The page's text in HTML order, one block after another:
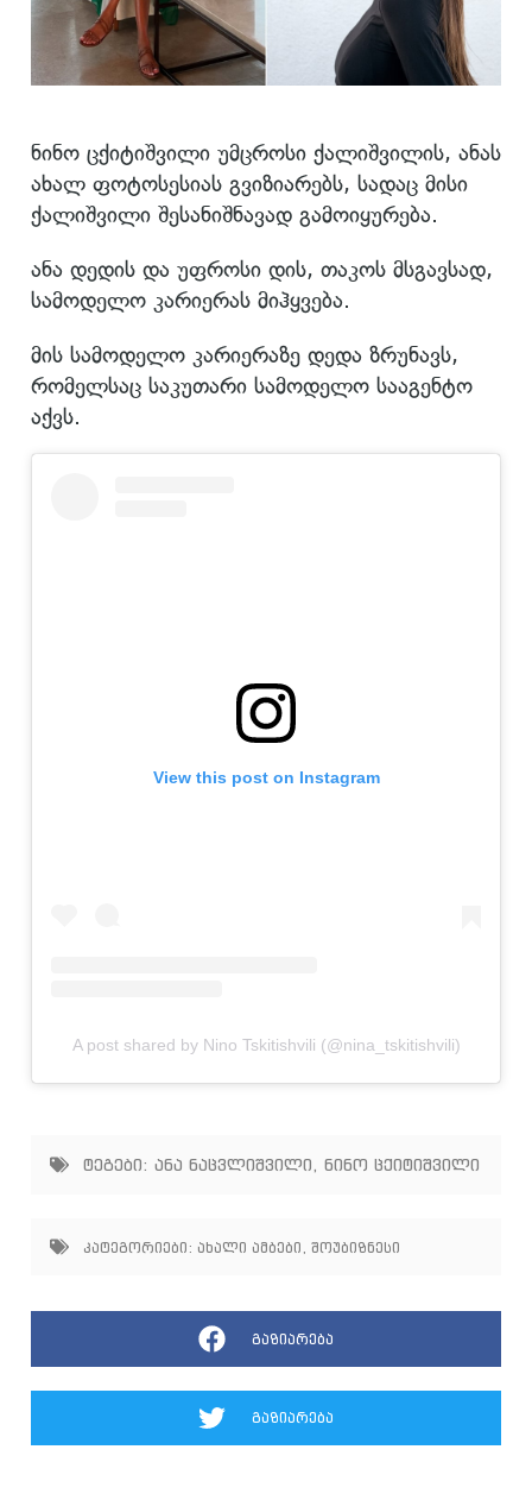
ნინო ცქიტიშვილი უმცროსი ქალიშვილის, ანას
ახალ ფოტოსესიას გვიზიარებს, სადაც მისი
ქალიშვილი შესანიშნავად გამოიყურება.
ანა დედის და უფროსი დის, თაკოს მსგავსად,
სამოდელო კარიერას მიჰყვება.
მის სამოდელო კარიერაზე დედა ზრუნავს,
რომელსაც საკუთარი სამოდელო სააგენტო
აქვს.
View this post on Instagram
A post shared by Nino Tskitishvili (@nina_tskitishvili)
ტეგები: ანა ნაცვლიშვილი, ნინო ცქიტიშვილი
კატეგორიები: ახალი ამბები შოუბიზნესი
გაზიარება
გაზიარება